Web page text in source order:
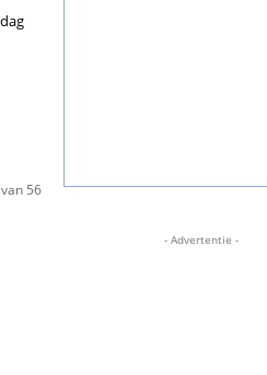
56
- Advertentie -